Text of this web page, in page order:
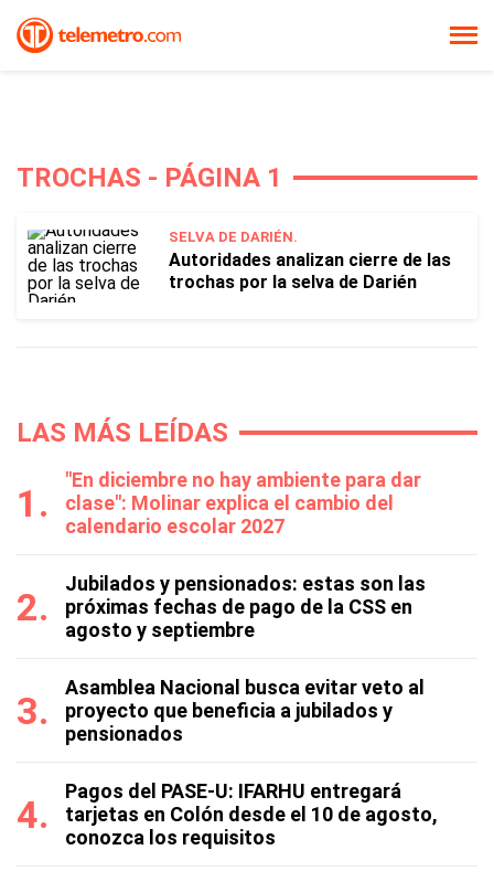
TROCHAS - PÁGINA 1
SELVA DE DARIÉN.
Autoridades analizan cierre de las
trochas por la selva de Darién
LAS MÁS LEÍDAS
"En diciembre no hay ambiente para dar
clase": Molinar explica el cambio del
calendario escolar 2027
Jubilados y pensionados: estas son las
próximas fechas de pago de la CSS en
agosto y septiembre
Asamblea Nacional busca evitar veto al
proyecto que beneficia a jubilados y
pensionados
Pagos del PASE-U: IFARHU entregará
tarjetas en Colón desde el 10 de agosto,
conozca los requisitos